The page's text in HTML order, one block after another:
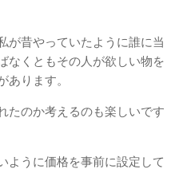
が昔やっていたように誰に当
なくともその人が欲しい物を
あります。
たのか考えるのも楽しいです
ように価格を事前に設定して